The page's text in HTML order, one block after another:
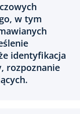
w tym
identyfikacja
rozpoznanie